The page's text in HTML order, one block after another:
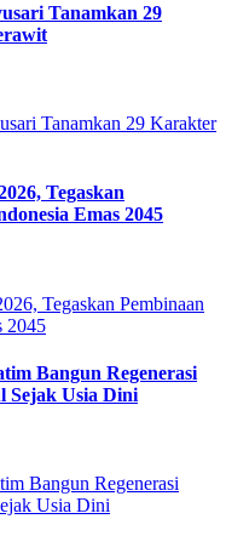
Tanamkan 29
Tegaskan
Emas 2045
Bangun Regenerasi
Sejak Usia Dini